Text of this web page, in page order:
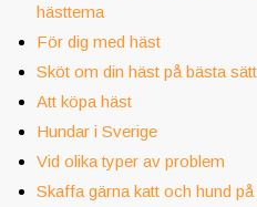
hästtema
För dig med häst
Sköt om din häst på bästa sätt
Att köpa häst
Hundar i Sverige
Vid olika typer av problem
Skaffa gärna katt och hund